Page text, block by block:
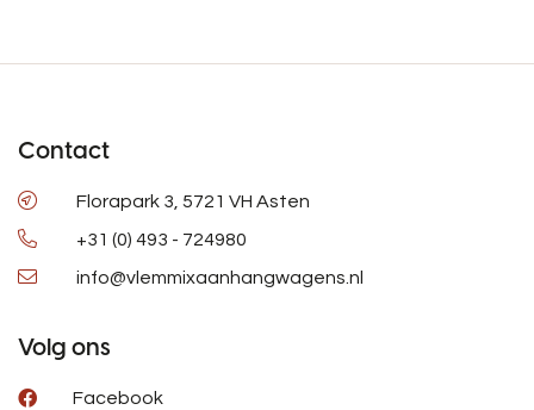
Contact
Florapark 3, 5721 VH Asten
+31 (0) 493 - 724980
info@vlemmixaanhangwagens.nl
Volg ons
Facebook